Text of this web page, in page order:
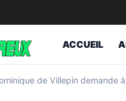
ACCUEIL
de Villepin demande